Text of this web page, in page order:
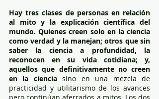
Hay tres clases de personas en relación
al mito y la explicación científica del
mundo. Quienes creen solo en la ciencia
como verdad y la manejan; otros que sin
saber la ciencia a profundidad, la
reconocen en su vida cotidiana; y,
aquellos que definitivamente no creen
en la ciencia sino en una mezcla de
practicidad y utilitarismo de los avances